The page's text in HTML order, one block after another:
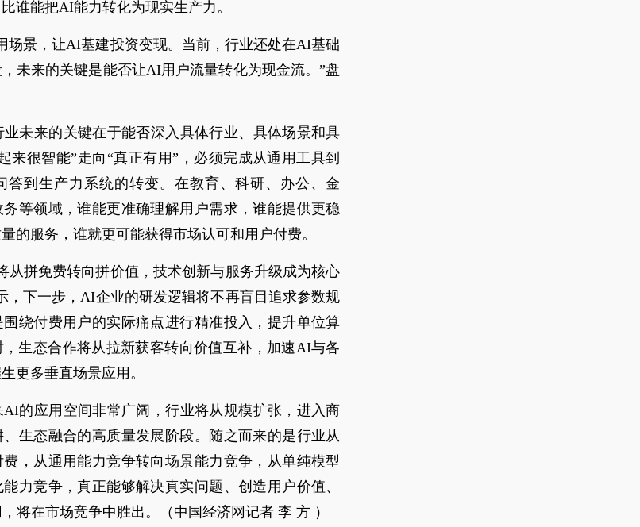
谁能把AI能力转化为现实生产力。
场景，让AI基建投资变现。当前，行业还处在AI基础
未来的关键是能否让AI用户流量转化为现金流。”盘
未来的关键在于能否深入具体行业、具体场景和具
来很智能”走向“真正有用”，必须完成从通用工具到
答到生产力系统的转变。在教育、科研、办公、金
等领域，谁能更准确理解用户需求，谁能提供更稳
的服务，谁就更可能获得市场认可和用户付费。
从拼免费转向拼价值，技术创新与服务升级成为核心
，下一步，AI企业的研发逻辑将不再盲目追求参数规
绕付费用户的实际痛点进行精准投入，提升单位算
生态合作将从拉新获客转向价值互补，加速AI与各
更多垂直场景应用。
的应用空间非常广阔，行业将从规模扩张，进入商
生态融合的高质量发展阶段。随之而来的是行业从
，从通用能力竞争转向场景能力竞争，从单纯模型
力竞争，真正能够解决真实问题、创造用户价值、
将在市场竞争中胜出。（中国经济网记者 李 方 ）